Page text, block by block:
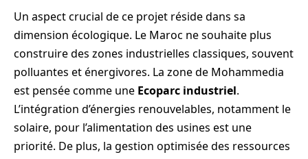
Un aspect crucial de ce projet réside dans sa
dimension écologique. Le Maroc ne souhaite plus
construire des zones industrielles classiques, souvent
polluantes et énergivores. La zone de Mohammedia
est pensée comme une Ecoparc industriel.
L’intégration d’énergies renouvelables, notamment le
solaire, pour l’alimentation des usines est une
priorité. De plus, la gestion optimisée des ressources